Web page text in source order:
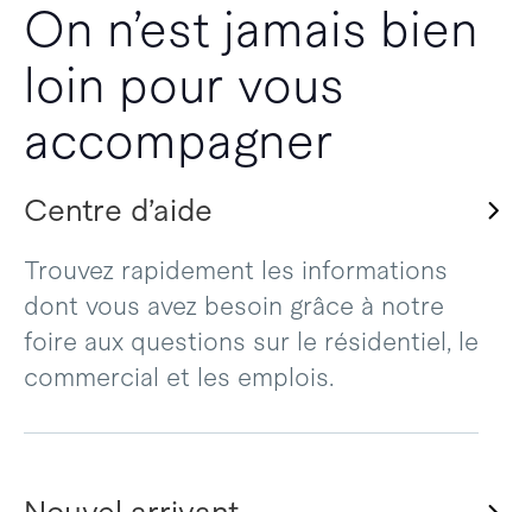
On n’est jamais bien
loin pour vous
accompagner
Centre d’aide
Trouvez rapidement les informations
dont vous avez besoin grâce à notre
foire aux questions sur le résidentiel, le
commercial et les emplois.